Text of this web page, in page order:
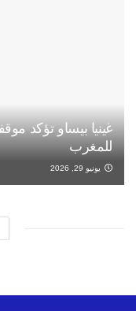
غينيا بيساو تؤكد
للمغرب
يونيو 29, 2026